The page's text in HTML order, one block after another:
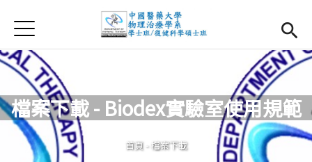
首頁
首頁
最新消息
Open
系所簡介
師資團隊
Jump to Navigation
Jump to Main content
檔案下載 - Biodex實驗室使用規範
您在這裡
首頁 - 檔案下載